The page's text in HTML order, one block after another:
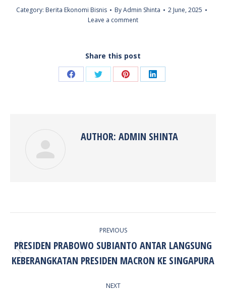
Category: Berita Ekonomi Bisnis ByAdmin Shinta
2 June, 2025
Leave a comment
Share this post
Share Share Share Share
AUTHOR: ADMIN SHINTA
PREVIOUS
Previous
post:
PRESIDEN PRABOWO SUBIANTO ANTAR LANGSUNG
KEBERANGKATAN PRESIDEN MACRON KE SINGAPURA
NEXT